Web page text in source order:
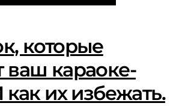
которые
ваш караоке-
как их избежать.